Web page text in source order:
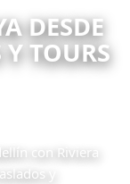
DESDE
TOURS
con Riviera
y